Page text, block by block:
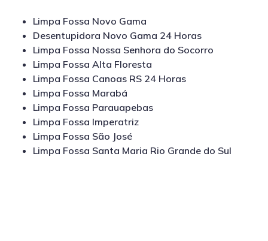
Limpa Fossa Novo Gama
Desentupidora Novo Gama 24 Horas
Limpa Fossa Nossa Senhora do Socorro
Limpa Fossa Alta Floresta
Limpa Fossa Canoas RS 24 Horas
Limpa Fossa Marabá
Limpa Fossa Parauapebas
Limpa Fossa Imperatriz
Limpa Fossa São José
Limpa Fossa Santa Maria Rio Grande do Sul